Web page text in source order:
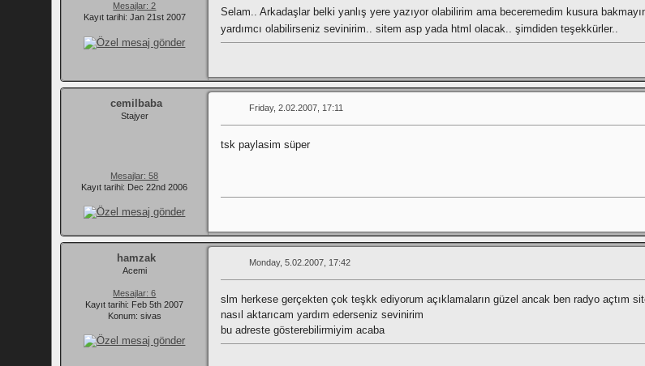
Mesajlar: 2
Kayıt tarihi: Jan 21st 2007
Selam.. Arkadaşlar belki yanlış yere yazıyor olabilirim ama beceremedim kusura
yardımcı olabilirseniz sevinirim.. sitem asp yada html olacak.. şimdiden teşekkürler..
cemilbaba
Stajyer
Mesajlar: 58
Kayıt tarihi: Dec 22nd 2006
Friday, 2.02.2007, 17:11
tsk paylasim süper
hamzak
Acemi
Mesajlar: 6
Kayıt tarihi: Feb 5th 2007
Konum: sivas
Monday, 5.02.2007, 17:42
slm herkese gerçekten çok teşkk ediyorum açıklamaların güzel ancak ben radyo açtım
nasıl aktarıcam yardım ederseniz sevinirim
bu adreste gösterebilirmiyim acaba